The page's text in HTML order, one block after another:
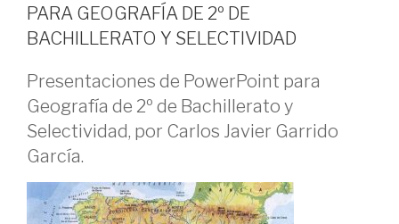
PARA GEOGRAFÍA DE 2º DE
BACHILLERATO Y SELECTIVIDAD
Presentaciones de PowerPoint para
Geografía de 2º de Bachillerato y
Selectividad, por Carlos Javier Garrido
García.